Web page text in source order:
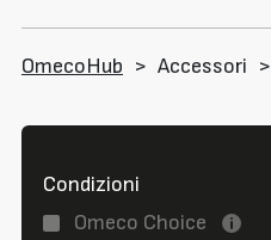
OmecoHub > Accessori >
Condizioni
Omeco Choice